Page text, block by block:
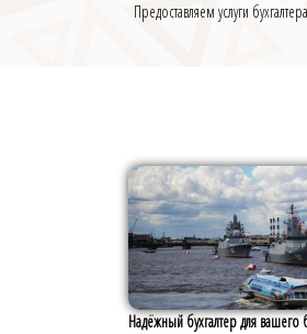
Предоставляем услуги
Надёжный бухгалтер для вашего